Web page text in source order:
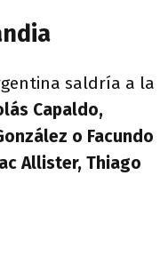
saldría a la
Capaldo,
o Facundo
Allister, Thiago